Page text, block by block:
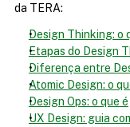
da TERA:
Design Thinking: o
Etapas do Design
Diferença entre
Atomic Design: o
Design Ops: o que é
UX Design: guia